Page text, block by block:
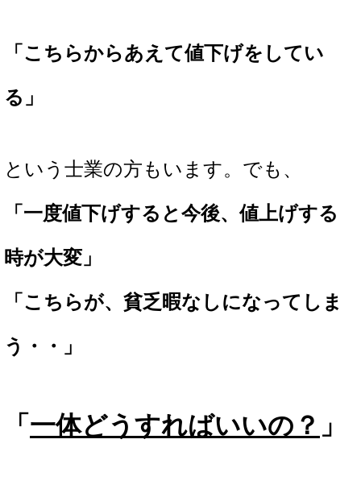
「こちらからあえて値下げをしてい
る」
という士業の方もいます。でも、
「一度値下げすると今後、値上げする
時が大変」
「こちらが、貧乏暇なしになってしま
う・・」
「一体どうすればいいの？ 」